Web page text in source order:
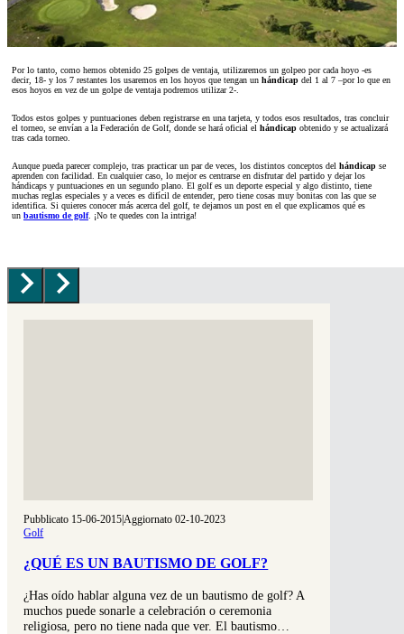
Por lo tanto, como hemos obtenido 25 golpes de ventaja, utilizaremos un golpeo por cada hoyo -es
decir, 18- y los 7 restantes los usaremos en los hoyos que tengan un hándicap del 1 al 7 –por lo que en
esos hoyos en vez de un golpe de ventaja podremos utilizar 2-.
Todos estos golpes y puntuaciones deben registrarse en una tarjeta, y todos esos resultados, tras concluir
el torneo, se envían a la Federación de Golf, donde se hará oficial el hándicap obtenido y se actualizará
tras cada torneo.
Aunque pueda parecer complejo, tras practicar un par de veces, los distintos conceptos del hándicap se
aprenden con facilidad. En cualquier caso, lo mejor es centrarse en disfrutar del partido y dejar los
hándicaps y puntuaciones en un segundo plano. El golf es un deporte especial y algo distinto, tiene
muchas reglas especiales y a veces es difícil de entender, pero tiene cosas muy bonitas con las que se
identifica. Si quieres conocer más acerca del golf, te dejamos un post en el que explicamos qué es
un bautismo de golf. ¡No te quedes con la intriga!
Pubblicato 15-06-2015|Aggiornato 02-10-2023
Golf
¿QUÉ ES UN BAUTISMO DE GOLF?
¿Has oído hablar alguna vez de un bautismo de golf? A
muchos puede sonarle a celebración o ceremonia
religiosa, pero no tiene nada que ver. El bautismo…